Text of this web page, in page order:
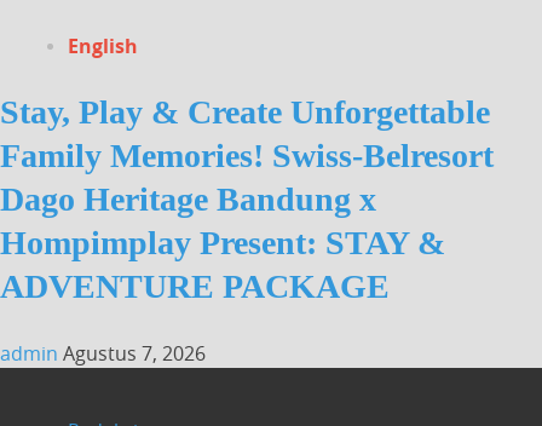
English
Stay, Play & Create Unforgettable
Family Memories! Swiss-Belresort
Dago Heritage Bandung x
Hompimplay Present: STAY &
ADVENTURE PACKAGE
admin Agustus 7, 2026